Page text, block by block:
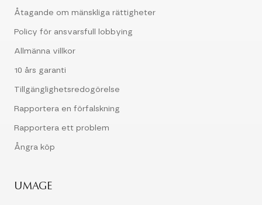
Åtagande om mänskliga rättigheter
Policy för ansvarsfull lobbying
Allmänna villkor
10 års garanti
Tillgänglighetsredogörelse
Rapportera en förfalskning
Rapportera ett problem
Ångra köp
UMAGE